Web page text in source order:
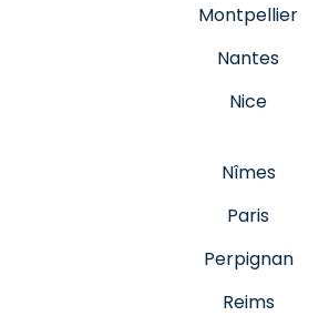
Montpellier
Nantes
Nice
Nîmes
Paris
Perpignan
Reims